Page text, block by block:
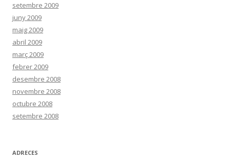
setembre 2009
juny 2009
maig 2009
abril 2009
març 2009
febrer 2009
desembre 2008
novembre 2008
octubre 2008
setembre 2008
ADRECES